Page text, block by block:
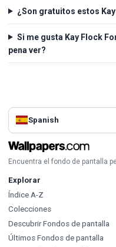
¿Son gratuitos estos
Si me gusta Kay Flock
pena ver?
Spanish
Encuentra el fondo de pantalla
Explorar
Índice A-Z
Colecciones
Descubrir Fondos de pantalla
Últimos Fondos de pantalla